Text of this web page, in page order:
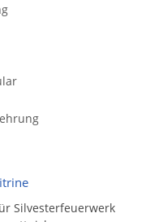
Silvesterfeuerwerk